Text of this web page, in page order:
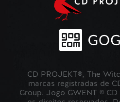
CD PROJEKT®, The
marcas registradas de
Group. Jogo GWENT © CD